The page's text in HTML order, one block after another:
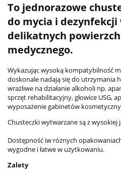
To jednorazowe
do mycia i dezynfekcji
delikatnych
medycznego.
Wykazując wysoką kompatybilność
doskonale nadają się do utrzymania
wrażliwe na działanie alkoholi np.
sprzęt rehabilitacyjny, głowice USG,
wyposażenie gabinetów
Chusteczki wytwarzane są z wysokiej
Dostępność iw różnych
wygodne i łatwe w użytkowaniu.
Zalety